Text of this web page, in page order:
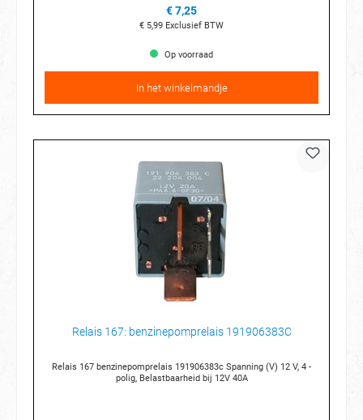
€ 7,25
€ 5,99 Exclusief BTW
Op voorraad
In het winkelmandje
Relais 167: benzinepomprelais 191906383C
Relais 167 benzinepomprelais 191906383c Spanning (V) 12 V, 4 -
polig, Belastbaarheid bij 12V 40A